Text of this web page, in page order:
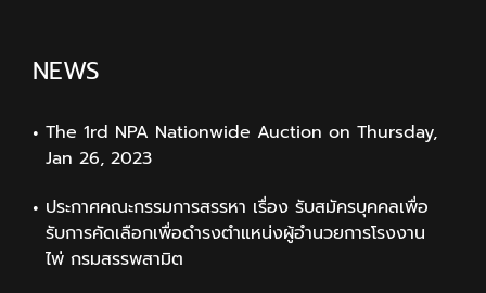
NEWS
The 1rd NPA Nationwide Auction on Thursday,
Jan 26, 2023
ประกาศคณะกรรมการสรรหา เรื่อง รับสมัครบุคคลเพื่อ
รับการคัดเลือกเพื่อดำรงตำแหน่งผู้อำนวยการโรงงาน
ไพ่ กรมสรรพสามิต